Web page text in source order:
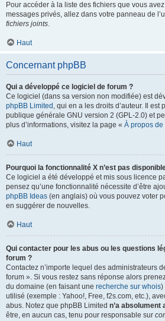
Pour accéder à la liste des fichiers que vous
messages privés, allez dans votre panneau de
fichiers joints.
Haut
Concernant phpBB
Qui a développé ce logiciel de forum ?
Ce logiciel (dans sa version non modifiée) est
phpBB Limited , qui en a les droits d’auteur. Il est
publique générale GNU version 2 (GPL-2.0) et
plus d’informations, visitez la page « À propos de
Haut
Pourquoi la fonctionnalité X n’est pas
Ce logiciel a été développé et mis sous licence
pensez qu’une fonctionnalité nécessite d’être
phpBB Ideas (en anglais) où vous pouvez voter
en suggérer de nouvelles.
Haut
Qui contacter pour les abus ou les questions
forum ?
Contactez n’importe lequel des administrateurs
forum ». Si vous restez sans réponse alors
du domaine (en faisant une recherche sur whois)
utilisé (exemple : Yahoo!, Free, f2s.com, etc.),
abus. Notez que phpBB Limited n’a absolument
être, en aucun cas, tenu pour responsable sur